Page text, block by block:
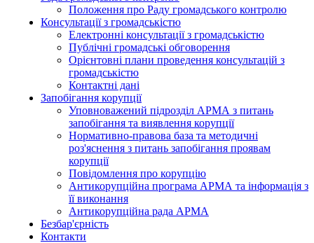
Положення про Раду громадського контролю
Консультації з громадськістю
Електронні консультації з громадськістю
Публічні громадські обговорення
Орієнтовні плани проведення консультацій з
громадськістю
Контактні дані
Запобігання корупції
Уповноважений підрозділ АРМА з питань
запобігання та виявлення корупції
Нормативно-правова база та методичні
роз'яснення з питань запобігання проявам
корупції
Повідомлення про корупцію
Антикорупційна програма АРМА та інформація з
її виконання
Антикорупційна рада АРМА
Безбар'єрність
Контакти